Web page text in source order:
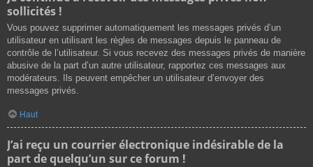
sollicités !
Vous pouvez supprimer automatiquement les messages privés d’un
utilisateur en utilisant les règles de messages depuis le panneau de
contrôle de l’utilisateur. Si vous recevez des messages privés de manière
abusive de la part d’un autre utilisateur, rapportez ces messages aux
modérateurs. Ils peuvent empêcher un utilisateur d’envoyer des
messages privés.
Haut
J’ai reçu un courrier électronique indésirable de la
part de quelqu’un sur ce forum !